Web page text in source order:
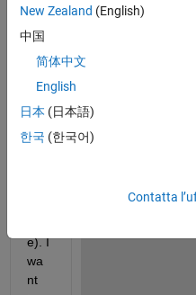
EZ
ma
for
dat
a
(lat,
lon
e). I
wa
nt
New Zealand (English)
中国
简体中文
English
日本 (日本語)
한국 (한국어)
Contatta